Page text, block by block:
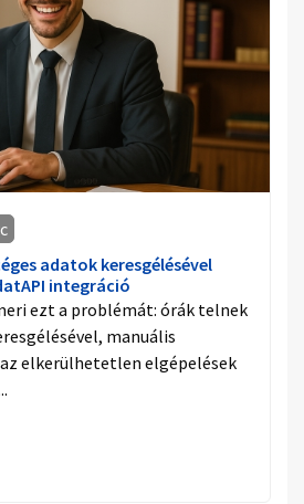
adatok keresgélésével
integráció
ezt a problémát: órák telnek
manuális
elkerülhetetlen elgépelések